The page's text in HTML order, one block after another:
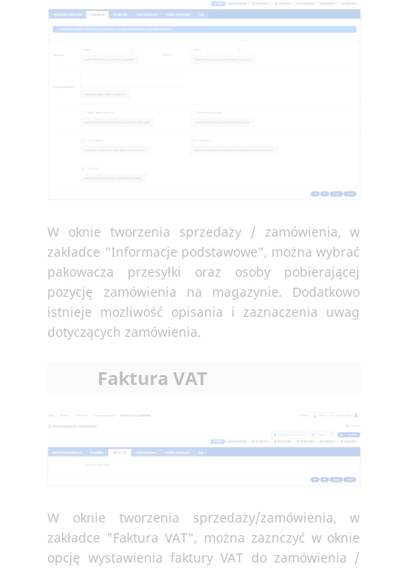
W oknie tworzenia sprzedaży / zamówienia, w
zakładce "Informacje podstawowe", można wybrać
pakowacza przesyłki oraz osoby pobierającej
pozycję zamówienia na magazynie. Dodatkowo
istnieje mozliwość opisania i zaznaczenia uwag
dotyczących zamówienia.
Faktura VAT
W oknie tworzenia sprzedaży/zamówienia, w
zakładce "Faktura VAT", można zaznczyć w oknie
opcję wystawienia faktury VAT do zamówienia /